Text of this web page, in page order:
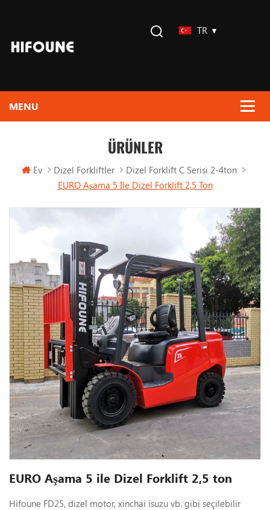
TR
ÜRÜNLER
Ev Dizel Forkliftler
Dizel Forklift C Serisi 2-4ton
EURO Aşama 5 Ile Dizel Forklift 2,5 Ton
EURO Aşama 5 ile Dizel Forklift 2,5 ton
Hifoune FD25, dizel motor, xinchai isuzu vb. gibi seçilebilir